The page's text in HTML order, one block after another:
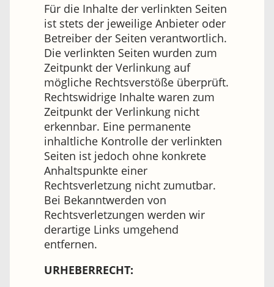
Für die Inhalte der verlinkten Seiten
ist stets der jeweilige Anbieter oder
Betreiber der Seiten verantwortlich.
Die verlinkten Seiten wurden zum
Zeitpunkt der Verlinkung auf
mögliche Rechtsverstöße überprüft.
Rechtswidrige Inhalte waren zum
Zeitpunkt der Verlinkung nicht
erkennbar. Eine permanente
inhaltliche Kontrolle der verlinkten
Seiten ist jedoch ohne konkrete
Anhaltspunkte einer
Rechtsverletzung nicht zumutbar.
Bei Bekanntwerden von
Rechtsverletzungen werden wir
derartige Links umgehend
entfernen.
URHEBERRECHT: